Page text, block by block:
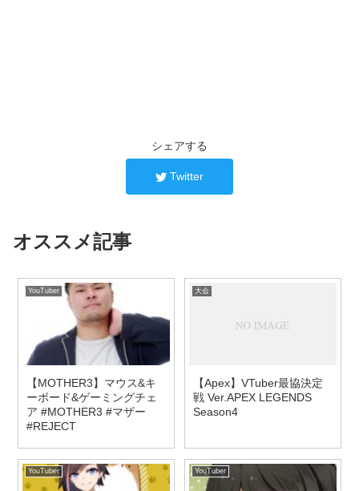
シェアする
Twitter
オススメ記事
YouTuber
【MOTHER3】マウス&キ
ーボード&ゲーミングチェ
ア #MOTHER3 #マザー
#REJECT
大会
【Apex】VTuber最協決定
戦 Ver.APEX LEGENDS
Season4
YouTuber YouTuber